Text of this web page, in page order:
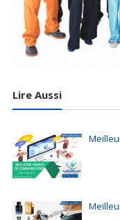
Lire Aussi